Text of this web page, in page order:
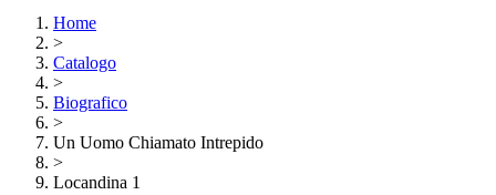
Home
>
Catalogo
>
Biografico
>
Un Uomo Chiamato Intrepido
>
Locandina 1